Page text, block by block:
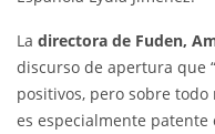
La directora de Fuden,
discurso de apertura que
positivos, pero sobre
es especialmente